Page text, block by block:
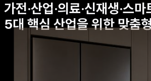
가전·산업·의료·신재생·스
5대 핵심 산업을 위한 맞춤